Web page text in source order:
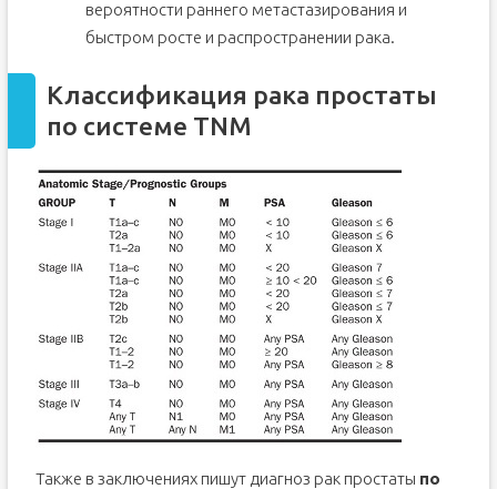
вероятности раннего метастазирования и
быстром росте и распространении рака.
Классификация рака простаты
по системе TNM
Также в заключениях пишут диагноз рак простаты по